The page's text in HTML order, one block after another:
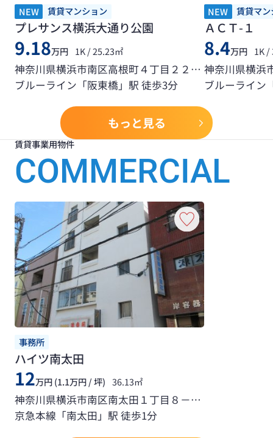
NEW 賃貸マンション
プレサンス横浜大通り公園
9.18万円 1K / 25.23㎡
神奈川県横浜市南区高根町４丁目２２番地２号
ブルーライン「阪東橋」駅 徒歩3分
NEW 賃貸マ
ＡＣＴ-１
8.4万円 1K /
神奈川県横浜
ブルーライン
もっと見る
賃貸事業用物件
COMMERCIAL
事務所
ハイツ南太田
12万円 (1.1万円 / 坪) 36.13㎡
神奈川県横浜市南区南太田１丁目８－２０
京急本線「南太田」駅 徒歩1分